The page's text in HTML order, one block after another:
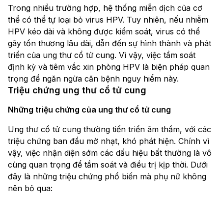
Trong nhiều trường hợp, hệ thống miễn dịch của cơ
thể có thể tự loại bỏ virus HPV. Tuy nhiên, nếu nhiễm
HPV kéo dài và không được kiểm soát, virus có thể
gây tổn thương lâu dài, dẫn đến sự hình thành và phát
triển của ung thư cổ tử cung. Vì vậy, việc tầm soát
định kỳ và tiêm vắc xin phòng HPV là biện pháp quan
trọng để ngăn ngừa căn bệnh nguy hiểm này.
Triệu chứng ung thư cổ tử cung
Những triệu chứng của ung thư cổ tử cung
Ung thư cổ tử cung thường tiến triển âm thầm, với các
triệu chứng ban đầu mờ nhạt, khó phát hiện. Chính vì
vậy, việc nhận diện sớm các dấu hiệu bất thường là vô
cùng quan trọng để tầm soát và điều trị kịp thời. Dưới
đây là những triệu chứng phổ biến mà phụ nữ không
nên bỏ qua: